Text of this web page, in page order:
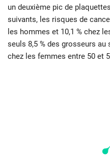
un deuxième pic de
suivants, les risques de
les hommes et 10,1 % chez
seuls 8,5 % des grosseurs
chez les femmes entre 50 et